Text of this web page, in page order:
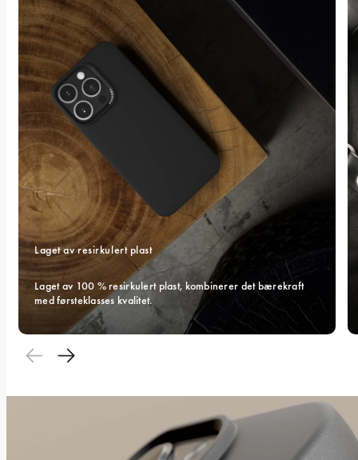
Laget av resirkulert plast
Laget av 100 % resirkulert plast, kombinerer det bærekraft
med førsteklasses kvalitet.